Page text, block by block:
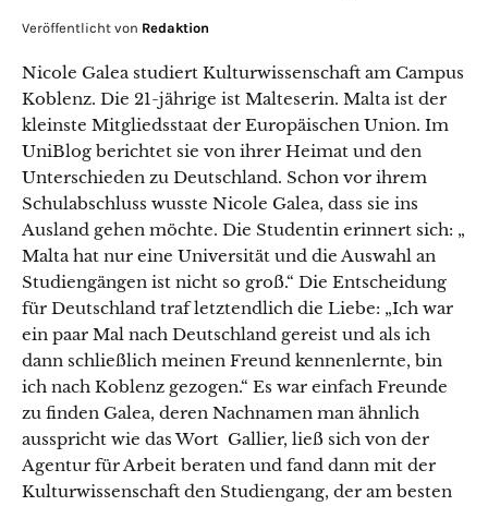
Veröffentlicht von Redaktion
Nicole Galea studiert Kulturwissenschaft am Campus
Koblenz. Die 21-jährige ist Malteserin. Malta ist der
kleinste Mitgliedsstaat der Europäischen Union. Im
UniBlog berichtet sie von ihrer Heimat und den
Unterschieden zu Deutschland. Schon vor ihrem
Schulabschluss wusste Nicole Galea, dass sie ins
Ausland gehen möchte. Die Studentin erinnert sich: „
Malta hat nur eine Universität und die Auswahl an
Studiengängen ist nicht so groß.“ Die Entscheidung
für Deutschland traf letztendlich die Liebe: „Ich war
ein paar Mal nach Deutschland gereist und als ich
dann schließlich meinen Freund kennenlernte, bin
ich nach Koblenz gezogen.“ Es war einfach Freunde
zu finden Galea, deren Nachnamen man ähnlich
ausspricht wie das Wort Gallier, ließ sich von der
Agentur für Arbeit beraten und fand dann mit der
Kulturwissenschaft den Studiengang, der am besten